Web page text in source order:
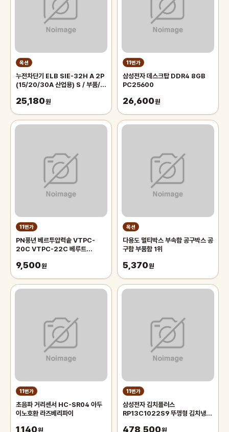
옥션
누전차단기 ELB SIE-32H A 2P
(15/20/30A 산업용) S / 부품/소
25,180원
11번가
삼성전자 데스크탑 DDR4 8GB
PC25600
26,600원
11번가
PN풍년 베르투압력솥 VTPC-
20C VTPC-22C 베루트
9,500원
옥션
다용도 멀티박스 부속함 공구박스 공
구함 부품함 1위
5,370원
11번가
초음파 거리센서 HC-SR04 아두
이노호환 라즈베리파이
1,140원
11번가
삼성전자 김치플러스
RP13C1022S9 뚜껑형 김치냉장
478,500원